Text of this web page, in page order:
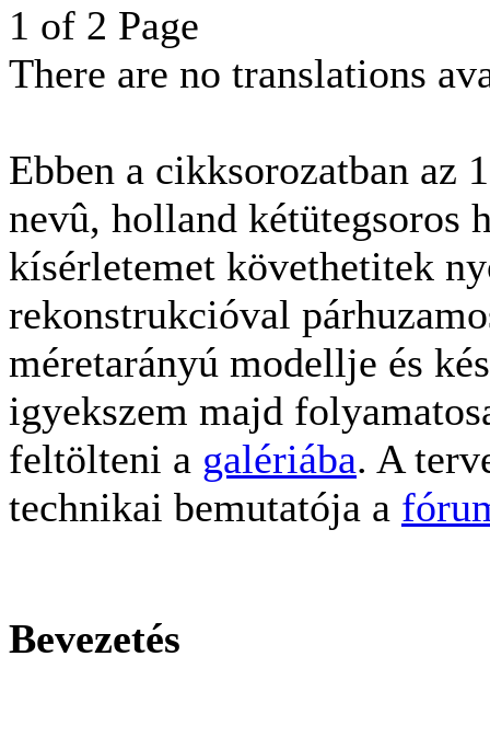
1 of 2 Page
There are no translations
Ebben a cikksorozatban az
nevû, holland kétütegsoros
kísérletemet követhetitek
rekonstrukcióval
méretarányú modellje és
igyekszem majd
feltölteni a galériába. A
technikai bemutatója a
Bevezetés